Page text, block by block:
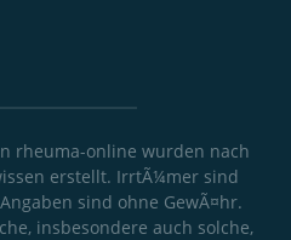
rheuma-online wurden nach
erstellt. IrrtÃ¼mer sind
sind ohne GewÃ¤hr.
insbesondere auch solche,